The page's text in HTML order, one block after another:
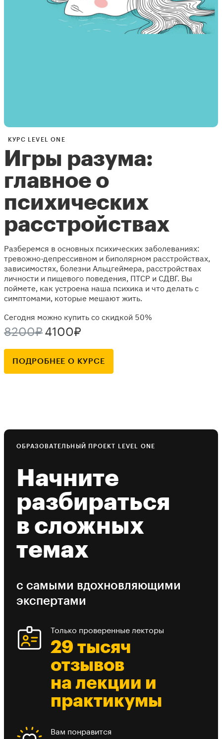
КУРС LEVEL ONE
Игры разума:
главное о
психических
расстройствах
Разберемся в основных психических заболеваниях:
тревожно-депрессивном и биполярном расстройствах,
зависимостях, болезни Альцгеймера, расстройствах
личности и пищевого поведения, ПТСР и СДВГ. Вы
поймете, как устроена наша психика и что делать с
симптомами, которые мешают жить.
Сегодня можно купить со скидкой 50%
8200₽ 4100₽
ПОДРОБНЕЕ О КУРСЕ
ОБРАЗОВАТЕЛЬНЫЙ ПРОЕКТ LEVEL ONE
Начните
разбираться
в сложных
темах
с самыми вдохновляющими
экспертами
Только проверенные лекторы
29 тысяч
отзывов
на лекции и
практикумы
Вам понравится